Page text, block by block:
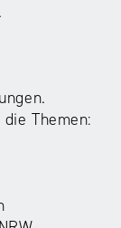
Themen: